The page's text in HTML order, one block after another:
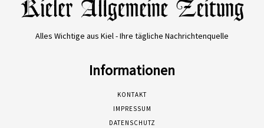
Alles Wichtige aus Kiel - Ihre tägliche Nachrichtenquelle
Informationen
KONTAKT
IMPRESSUM
DATENSCHUTZ